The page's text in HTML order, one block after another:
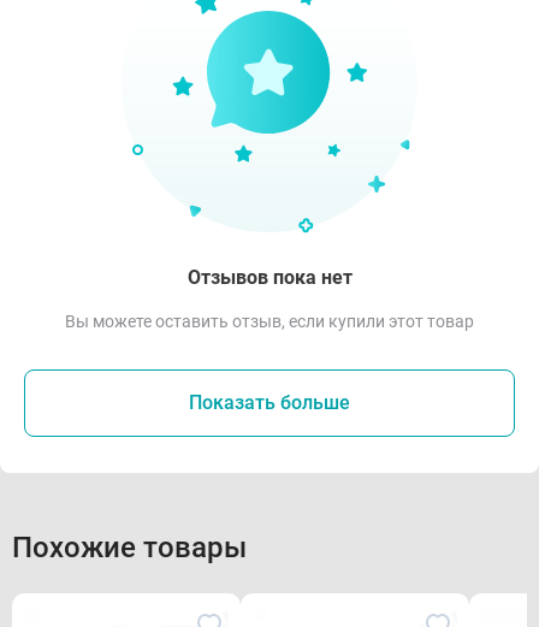
Отзывов пока нет
Вы можете оставить отзыв, если купили этот товар
Показать больше
Похожие товары